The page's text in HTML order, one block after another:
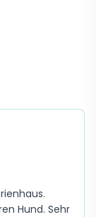
Hund. Sehr